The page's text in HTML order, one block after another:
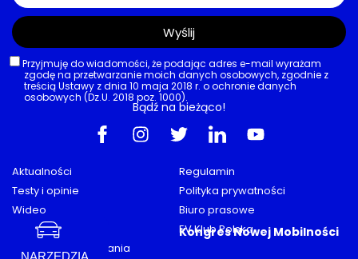
03/08/2026
AKTUALNOŚCI,EUROPA,INFRASTRUKTURA ,RYNEK, STELLANTIS
Elektromobilność z barierami
Stellantis:145 samorządów bez
dostępnej ładowarki. Problem
w UK
03/08/2026
NARZĘDZIA